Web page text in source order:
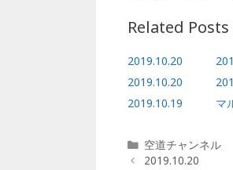
Related Posts
2019.10.20 2019/
2019.10.20 2019
2019.10.19 マル
カ
テ
空道チャンネル
2019.10.20